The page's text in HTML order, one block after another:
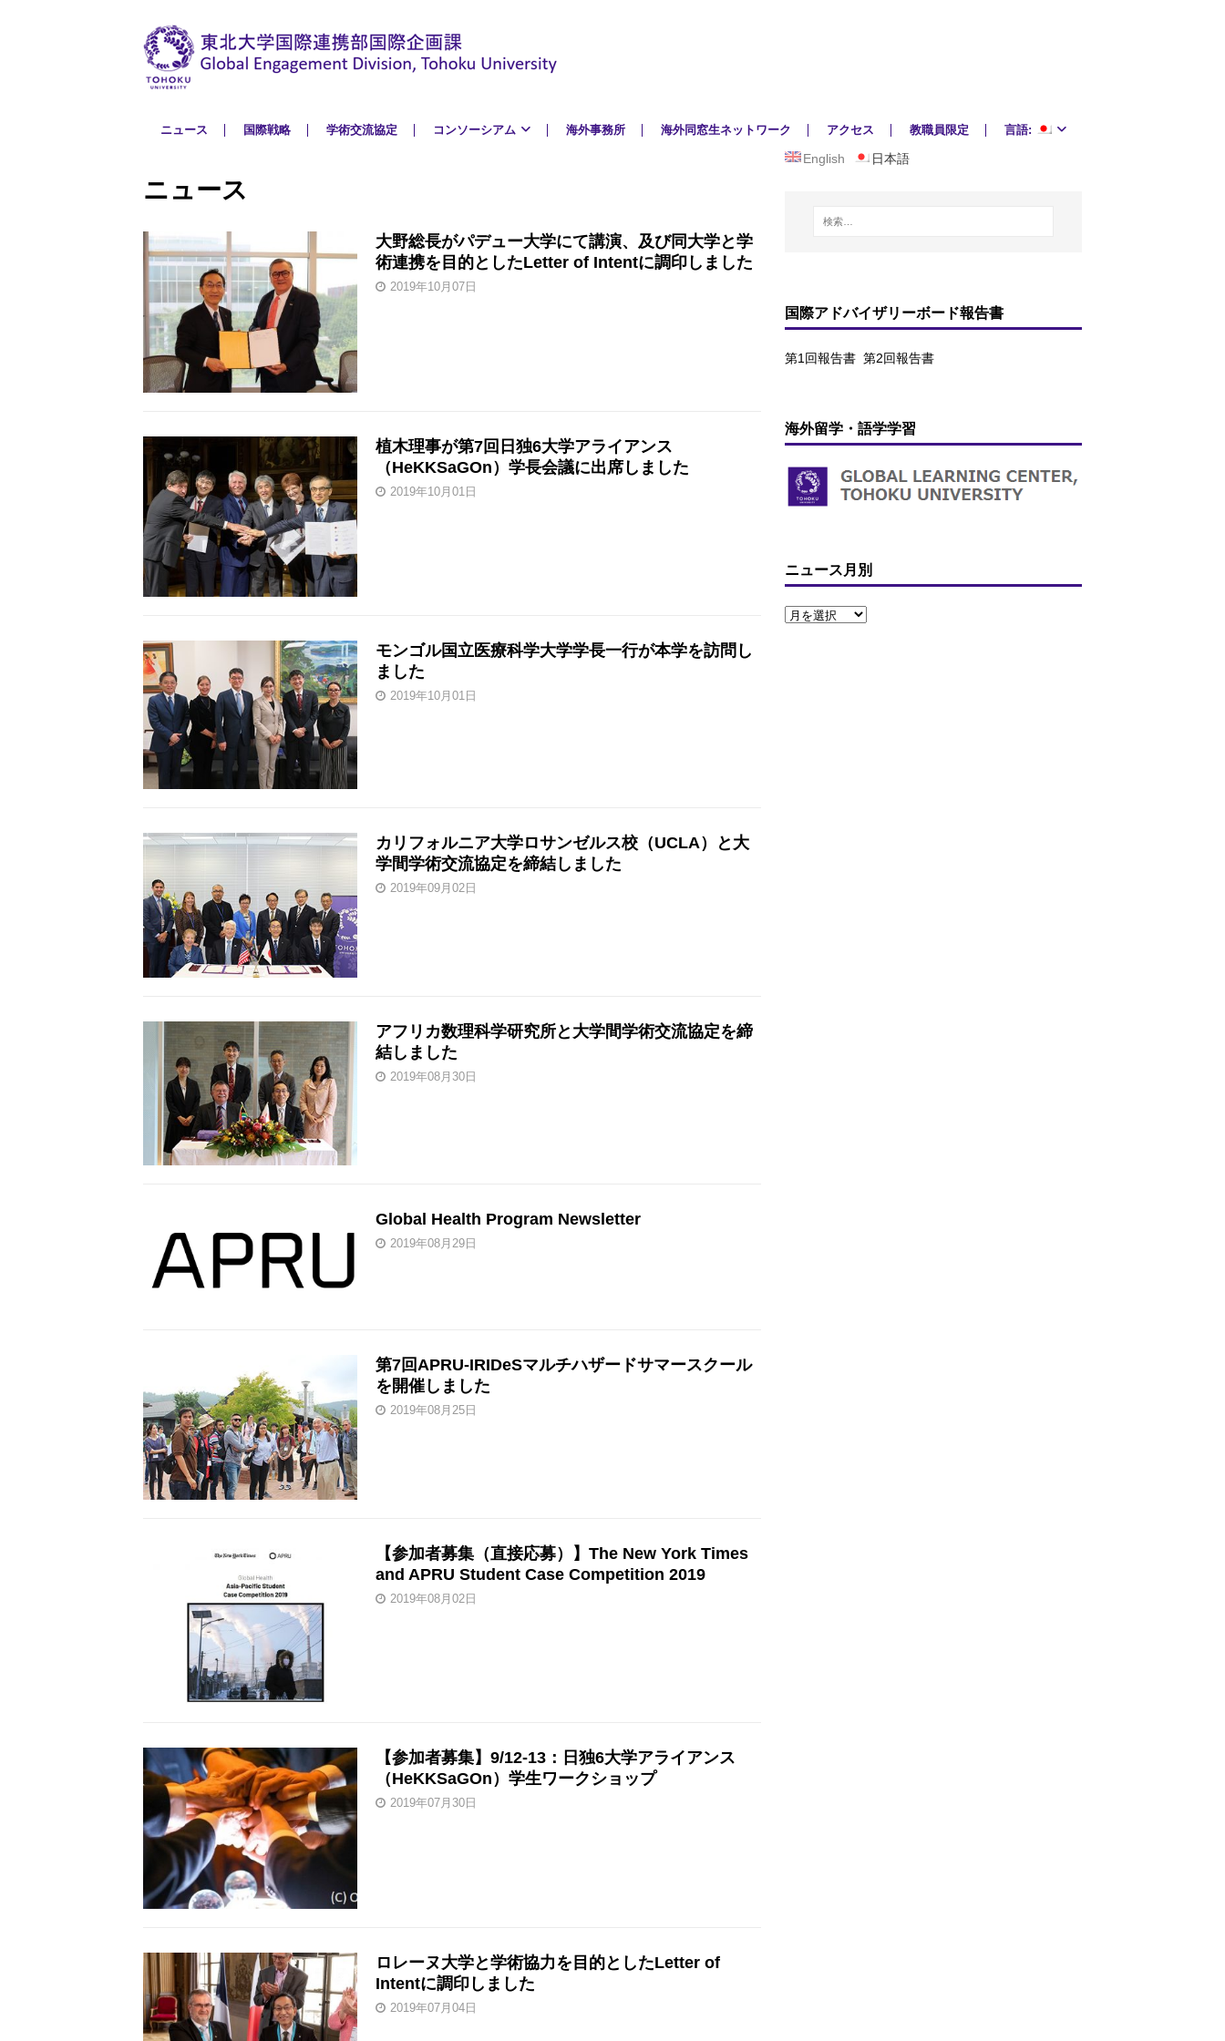
ニュース 国際戦略 学術交流協定 コンソーシアム 海外事務所 海外同窓生ネットワーク アクセス 教職員限定 言語:
ニュース
大野総長がパデュー大学にて講演、及び同大学と学
術連携を目的としたLetter of Intentに調印しました
2019年10月07日
植木理事が第7回日独6大学アライアンス
（HeKKSaGOn）学長会議に出席しました
2019年10月01日
モンゴル国立医療科学大学学長一行が本学を訪問し
ました
2019年10月01日
カリフォルニア大学ロサンゼルス校（UCLA）と大
学間学術交流協定を締結しました
2019年09月02日
アフリカ数理科学研究所と大学間学術交流協定を締
結しました
2019年08月30日
Global Health Program Newsletter
2019年08月29日
第7回APRU-IRIDeSマルチハザードサマースクール
を開催しました
2019年08月25日
【参加者募集（直接応募）】The New York Times
and APRU Student Case Competition 2019
2019年08月02日
【参加者募集】9/12-13：日独6大学アライアンス
（HeKKSaGOn）学生ワークショップ
2019年07月30日
ロレーヌ大学と学術協力を目的としたLetter of
Intentに調印しました
2019年07月04日
English 日本語
国際アドバイザリーボード報告書
第1回報告書 第2回報告書
海外留学・語学学習
ニュース月別